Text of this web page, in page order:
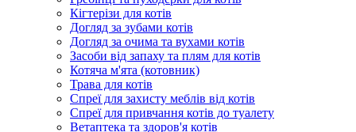
Кігтерізи для котів
Догляд за зубами котів
Догляд за очима та вухами котів
Засоби від запаху та плям для котів
Котяча м'ята (котовник)
Трава для котів
Спреї для захисту меблів від котів
Спреї для привчання котів до туалету
Ветаптека та здоров'я котів